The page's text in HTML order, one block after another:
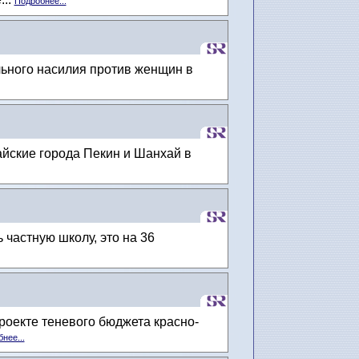
насилия против женщин в
города Пекин и Шанхай в
школу, это на 36
теневого бюджета красно-